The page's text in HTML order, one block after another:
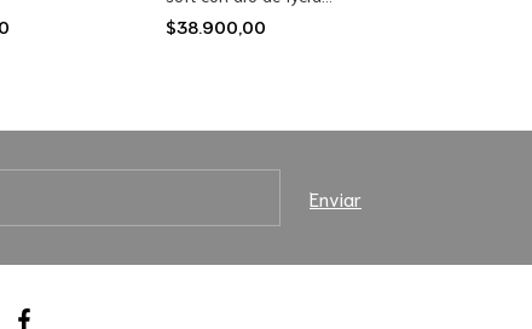
(12005)
$38.900,00